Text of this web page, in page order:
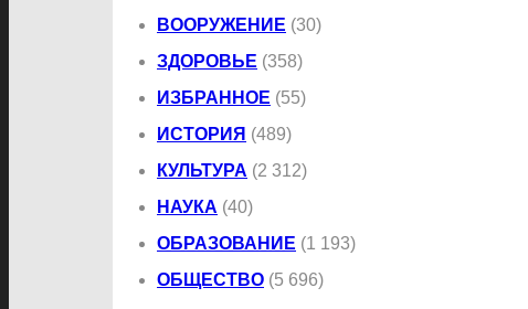
ВООРУЖЕНИЕ (30)
ЗДОРОВЬЕ (358)
ИЗБРАННОЕ (55)
ИСТОРИЯ (489)
КУЛЬТУРА (2 312)
НАУКА (40)
ОБРАЗОВАНИЕ (1 193)
ОБЩЕСТВО (5 696)